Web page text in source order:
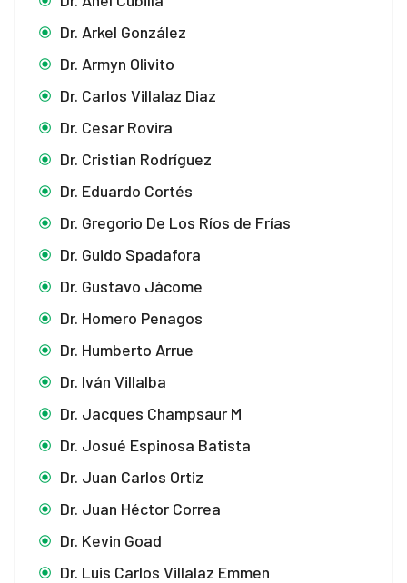
Dr. Arkel González
Dr. Armyn Olivito
Dr. Carlos Villalaz Diaz
Dr. Cesar Rovira
Dr. Cristian Rodríguez
Dr. Eduardo Cortés
Dr. Gregorio De Los Ríos de Frías
Dr. Guido Spadafora
Dr. Gustavo Jácome
Dr. Homero Penagos
Dr. Humberto Arrue
Dr. Iván Villalba
Dr. Jacques Champsaur M
Dr. Josué Espinosa Batista
Dr. Juan Carlos Ortiz
Dr. Juan Héctor Correa
Dr. Kevin Goad
Dr. Luis Carlos Villalaz Emmen